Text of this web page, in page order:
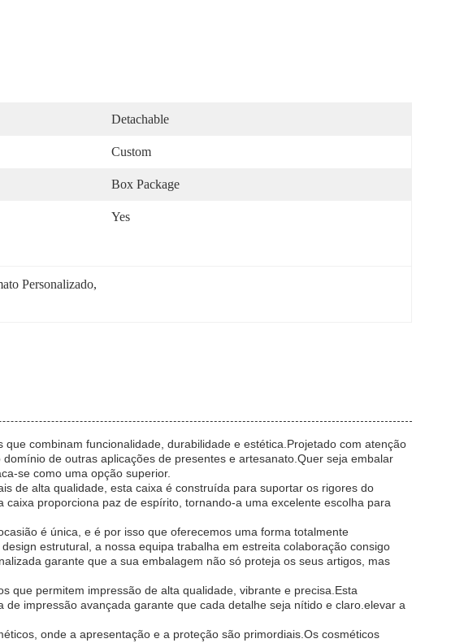
Detachable
Custom
Box Package
Yes
Personalizado,
combinam funcionalidade, durabilidade e estética.Projetado com atenção
de outras aplicações de presentes e artesanato.Quer seja embalar
se como uma opção superior.
de alta qualidade, esta caixa é construída para suportar os rigores do
proporciona paz de espírito, tornando-a uma excelente escolha para
é única, e é por isso que oferecemos uma forma totalmente
estrutural, a nossa equipa trabalha em estreita colaboração consigo
garante que a sua embalagem não só proteja os seus artigos, mas
que permitem impressão de alta qualidade, vibrante e precisa.Esta
impressão avançada garante que cada detalhe seja nítido e claro.elevar a
onde a apresentação e a proteção são primordiais.Os cosméticos